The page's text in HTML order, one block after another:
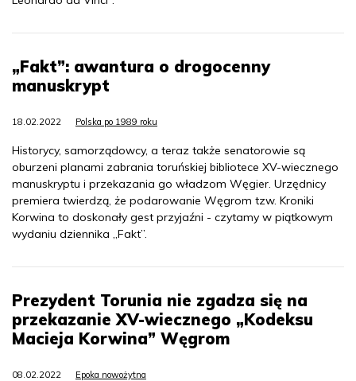
„Fakt”: awantura o drogocenny
manuskrypt
18.02.2022 Polska po 1989 roku
Historycy, samorządowcy, a teraz także senatorowie są
oburzeni planami zabrania toruńskiej bibliotece XV-wiecznego
manuskryptu i przekazania go władzom Węgier. Urzędnicy
premiera twierdzą, że podarowanie Węgrom tzw. Kroniki
Korwina to doskonały gest przyjaźni - czytamy w piątkowym
wydaniu dziennika „Fakt”.
Prezydent Torunia nie zgadza się na
przekazanie XV-wiecznego „Kodeksu
Macieja Korwina” Węgrom
08.02.2022 Epoka nowożytna